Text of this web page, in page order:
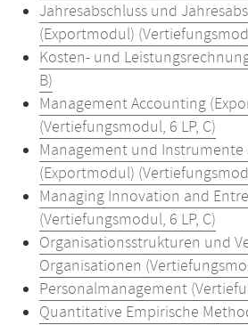
Jahresabschluss und
(Exportmodul)
Kosten- und
B)
Management Accounting
(Vertiefungsmodul, 6 LP, C)
Management und Instrumente
(Exportmodul)
Managing Innovation and
(Vertiefungsmodul, 6 LP, C)
Organisationsstrukturen und
Organisationen
Personalmanagement
Quantitative Empirische